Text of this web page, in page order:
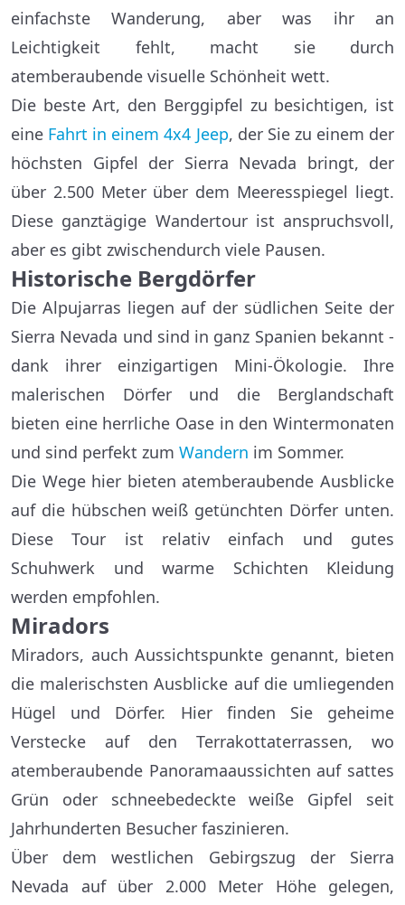
einfachste Wanderung, aber was ihr an
Leichtigkeit fehlt, macht sie durch
atemberaubende visuelle Schönheit wett.
Die beste Art, den Berggipfel zu besichtigen, ist
eine Fahrt in einem 4x4 Jeep, der Sie zu einem der
höchsten Gipfel der Sierra Nevada bringt, der
über 2.500 Meter über dem Meeresspiegel liegt.
Diese ganztägige Wandertour ist anspruchsvoll,
aber es gibt zwischendurch viele Pausen.
Historische Bergdörfer
Die Alpujarras liegen auf der südlichen Seite der
Sierra Nevada und sind in ganz Spanien bekannt -
dank ihrer einzigartigen Mini-Ökologie. Ihre
malerischen Dörfer und die Berglandschaft
bieten eine herrliche Oase in den Wintermonaten
und sind perfekt zum Wandern im Sommer.
Die Wege hier bieten atemberaubende Ausblicke
auf die hübschen weiß getünchten Dörfer unten.
Diese Tour ist relativ einfach und gutes
Schuhwerk und warme Schichten Kleidung
werden empfohlen.
Miradors
Miradors, auch Aussichtspunkte genannt, bieten
die malerischsten Ausblicke auf die umliegenden
Hügel und Dörfer. Hier finden Sie geheime
Verstecke auf den Terrakottaterrassen, wo
atemberaubende Panoramaaussichten auf sattes
Grün oder schneebedeckte weiße Gipfel seit
Jahrhunderten Besucher faszinieren.
Über dem westlichen Gebirgszug der Sierra
Nevada auf über 2.000 Meter Höhe gelegen,